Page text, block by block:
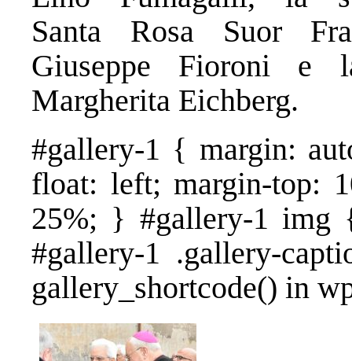
Santa Rosa Suor
Giuseppe Fioroni e
Margherita Eichberg.
#gallery-1 { margin:
float: left; margin-top:
25%; } #gallery-1
#gallery-1 .gallery-
gallery_shortcode() in